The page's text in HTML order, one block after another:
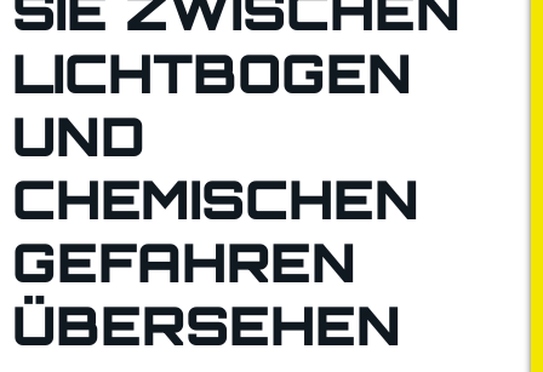
LICHTBOGEN
UND
CHEMISCHEN
GEFAHREN
ÜBERSEHEN